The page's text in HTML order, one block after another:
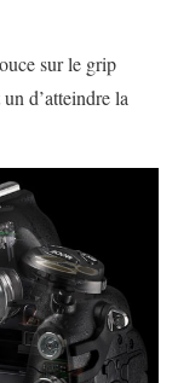
sur le grip
d’atteindre la